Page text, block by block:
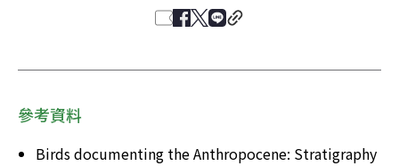
參考資料
Birds documenting the Anthropocene: Stratigraphy